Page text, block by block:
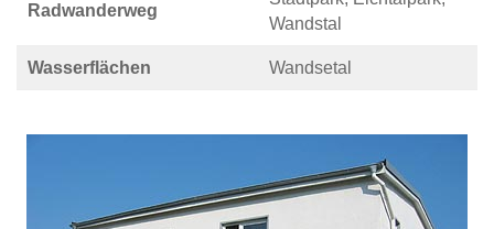
Radwanderweg
Wandstal
Wasserflächen Wandsetal